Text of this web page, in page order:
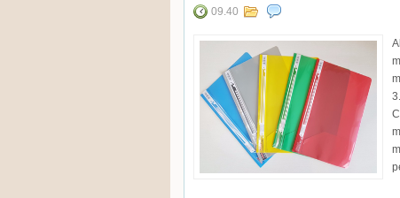
09.40